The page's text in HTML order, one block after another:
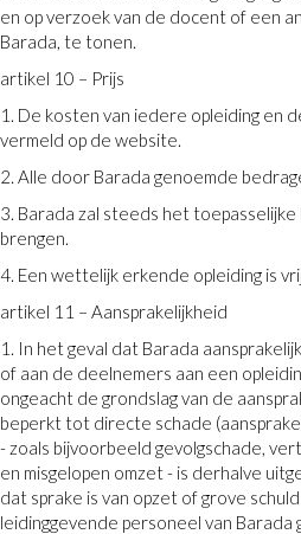
en op verzoek van de docent of een
Barada, te tonen.
artikel 10 – Prijs
1. De kosten van iedere opleiding en
vermeld op de website.
2. Alle door Barada genoemde
3. Barada zal steeds het
brengen.
4. Een wettelijk erkende opleiding is
artikel 11 – Aansprakelijkheid
1. In het geval dat Barada
of aan de deelnemers aan een
ongeacht de grondslag van de
beperkt tot directe schade
- zoals bijvoorbeeld gevolgschade,
en misgelopen omzet - is derhalve
dat sprake is van opzet of grove
leidinggevende personeel van